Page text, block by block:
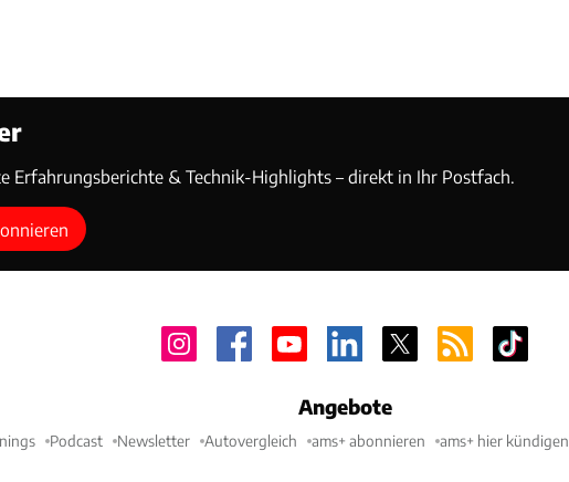
Erfahrungsberichte & Technik-Highlights – direkt in Ihr Postfach.
Angebote
Podcast Newsletter Autovergleich ams+ abonnieren ams+ hier kündigen